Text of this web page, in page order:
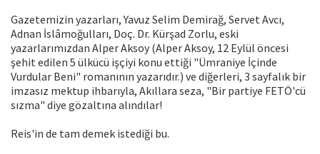
Gazetemizin yazarları, Yavuz Selim Demirağ, Servet Avcı,
Adnan İslâmoğulları, Doç. Dr. Kürşad Zorlu, eski
yazarlarımızdan Alper Aksoy (Alper Aksoy, 12 Eylül öncesi
şehit edilen 5 ülkücü işçiyi konu ettiği "Ümraniye İçinde
Vurdular Beni" romanının yazarıdır.) ve diğerleri, 3 sayfalık bir
imzasız mektup ihbarıyla, Akıllara seza, "Bir partiye FETÖ'cü
sızma" diye gözaltına alındılar!
Reis'in de tam demek istediği bu.